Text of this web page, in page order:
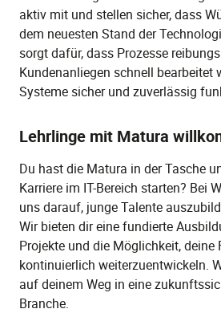
aktiv mit und stellen sicher, dass
dem neuesten Stand der
sorgt dafür, dass Prozesse
Kundenanliegen schnell bearbeitet
Systeme sicher und zuverlässig
Lehrlinge mit Matura
Du hast die Matura in der Tasche
Karriere im IT-Bereich starten? Bei
uns darauf, junge Talente
Wir bieten dir eine fundierte
Projekte und die Möglichkeit, deine
kontinuierlich weiterzuentwickeln.
auf deinem Weg in eine
Branche.